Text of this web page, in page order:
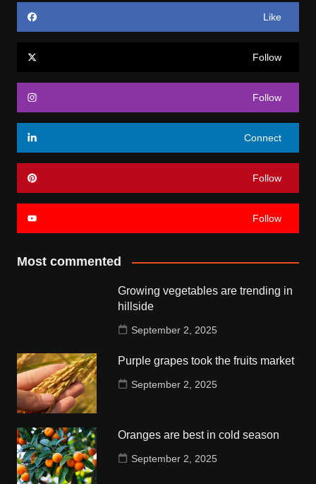
Like
Follow
Follow
Connect
Follow
Follow
Most commented
Growing vegetables are trending in
hillside
September 2, 2025
Purple grapes took the fruits market
September 2, 2025
Oranges are best in cold season
September 2, 2025